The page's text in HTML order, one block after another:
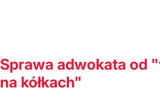
Sprawa adwokata od
na kółkach"